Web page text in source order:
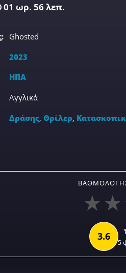
01 ωρ. 56 λεπ.
Ghosted
2023
ΗΠΑ
Αγγλικά
Δράσης,Θρίλερ,
3.6 5